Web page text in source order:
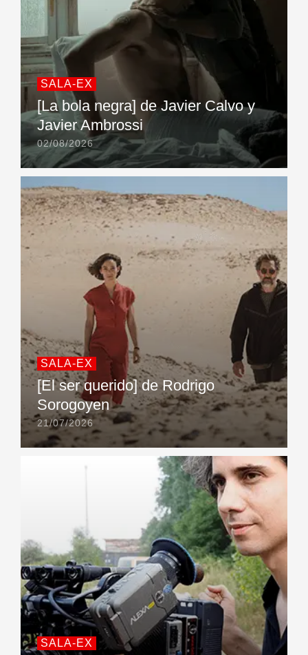
SALA-EX
[La bola negra] de Javier Calvo y
Javier Ambrossi
02/08/2026
SALA-EX
[El ser querido] de Rodrigo
Sorogoyen
21/07/2026
SALA-EX